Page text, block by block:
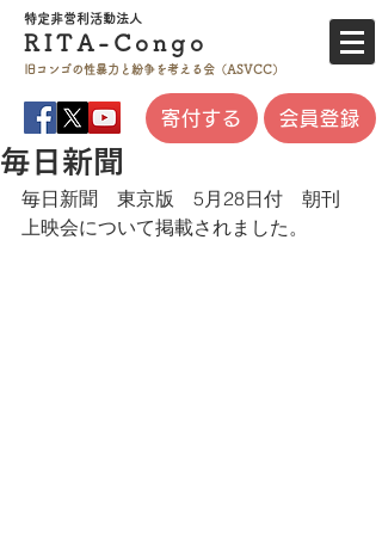
特定非営利活動法人
RITA- Co ngo
旧コンゴの性暴力と 紛争を考える会（ASVCC）
寄付する 会員登録
毎日新聞
毎日新聞　東京版　5月28日付　朝刊
​上映会について掲載されました。